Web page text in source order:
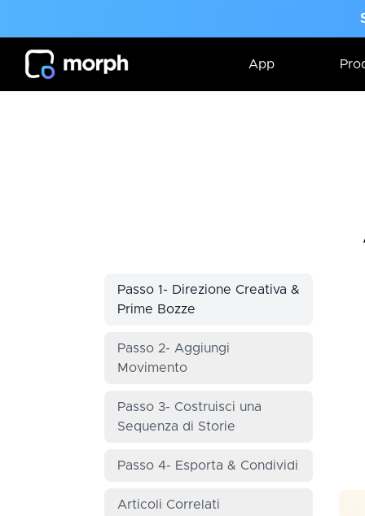
App
Passo 1- Direzione Creativa &
Prime Bozze
Passo 2- Aggiungi
Movimento
Passo 3- Costruisci una
Sequenza di Storie
Passo 4- Esporta & Condividi
Articoli Correlati